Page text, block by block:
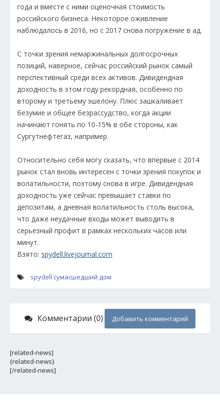
года и вместе с ними оценочная стоимость
российского бизнеса. Некоторое оживление
наблюдалось в 2016, но с 2017 снова погружение в ад.
С точки зрения немаржинальных долгосрочных
позиций, наверное, сейчас российский рынок самый
перспективный среди всех активов. Дивидендная
доходность в этом году рекордная, особенно по
второму и третьему эшелону. Плюс зашкаливает
безумие и общее безрассудство, когда акции
начинают гонять по 10-15% в обе стороны, как
Сургутнефтегаз, например.
Относительно себя могу сказать, что впервые с 2014
рынок стал вновь интересен с точки зрения покупок и
волатильности, поэтому снова в игре. Дивидендная
доходность уже сейчас превышает ставки по
депозитам, а дневная волатильность столь высока,
что даже неудачные входы может выводить в
серьезный профит в рамках нескольких часов или
минут.
Взято: spydell.livejournal.com
spydell сумасшедший дом
Комментарии (0) Добавить комментарий
[related-news]
{related-news}
[/related-news]